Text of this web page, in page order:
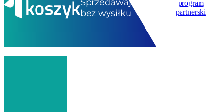
Sprzedawaj
bez wysiłku
program
partnerski